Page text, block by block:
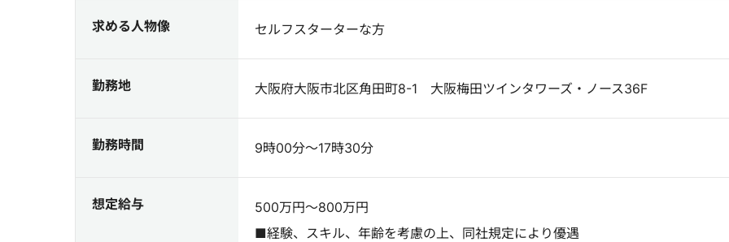
求める人物像 セルフスターターな方
勤務地 大阪府大阪市北区角田町8-1 大阪梅田ツインタワーズ・ノース36F
勤務時間 9時00分～17時30分
想定給与
500万円～800万円
■経験、スキル、年齢を考慮の上、同社規定により優遇